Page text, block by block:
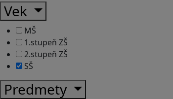
Vek
MŠ
1.stupeň ZŠ
2.stupeň ZŠ
SŠ
Predmety